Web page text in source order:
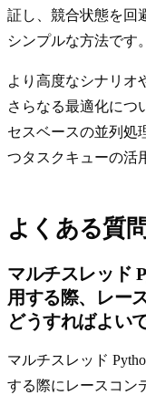
証し、競合状態を回
シンプルな方法です。
より高度なシナリオ
さらなる最適化につ
セスベースの並列処
つタスクキューの活
よくある質
マルチスレッド
用する際、レー
どうすればよい
マルチスレッド
する際にレースコン